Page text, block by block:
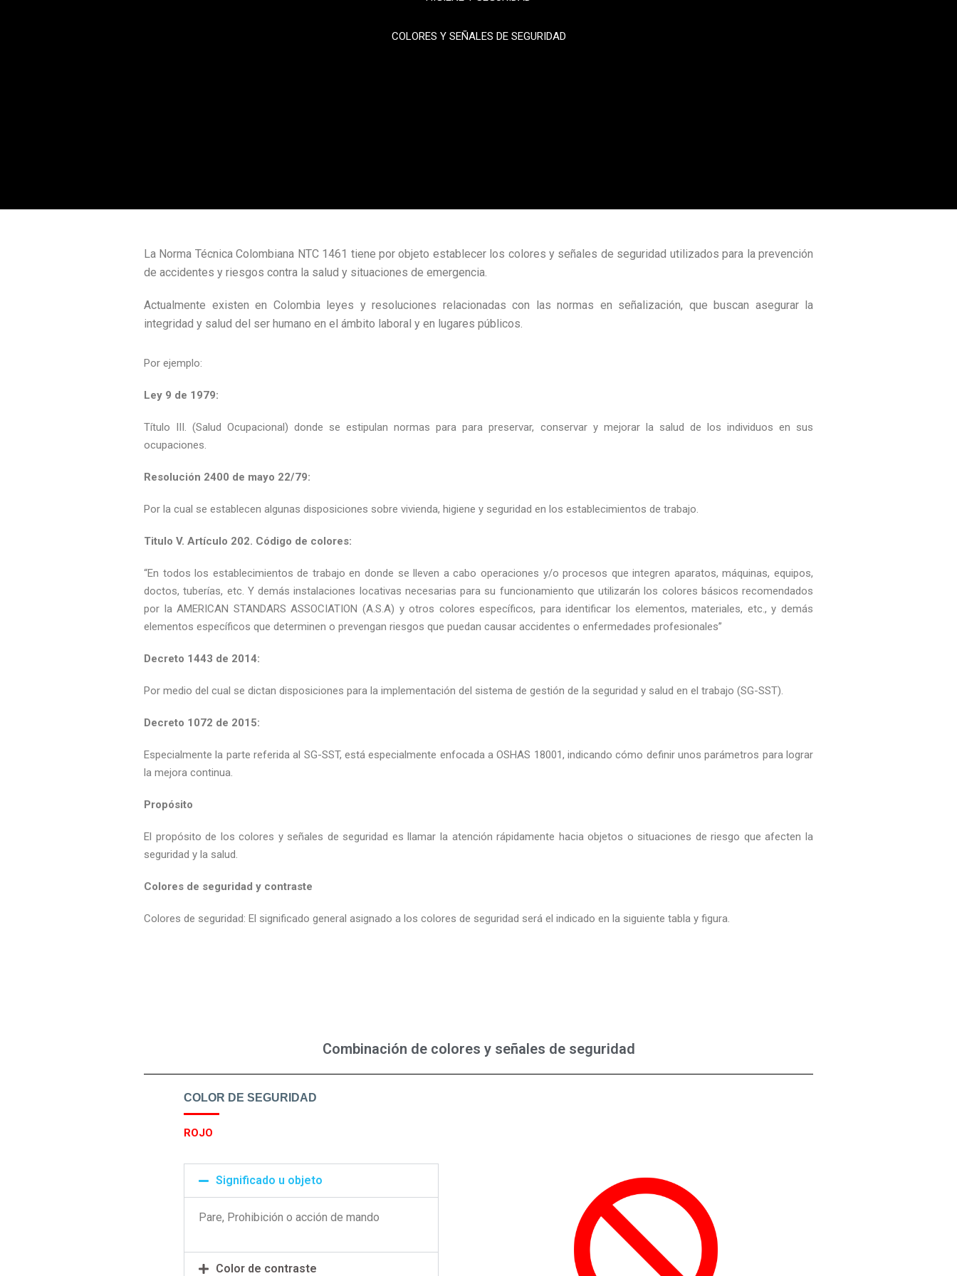
COLORES Y SEÑALES DE SEGURIDAD
La Norma Técnica Colombiana NTC 1461 tiene por objeto establecer los colores y señales de seguridad utilizados para la prevención
de accidentes y riesgos contra la salud y situaciones de emergencia.
Actualmente existen en Colombia leyes y resoluciones relacionadas con las normas en señalización, que buscan asegurar la
integridad y salud del ser humano en el ámbito laboral y en lugares públicos.
Por ejemplo:
Ley 9 de 1979:
Título III. (Salud Ocupacional) donde se estipulan normas para para preservar, conservar y mejorar la salud de los individuos en sus
ocupaciones.
Resolución 2400 de mayo 22/79:
Por la cual se establecen algunas disposiciones sobre vivienda, higiene y seguridad en los establecimientos de trabajo.
Titulo V. Artículo 202. Código de colores:
“En todos los establecimientos de trabajo en donde se lleven a cabo operaciones y/o procesos que integren aparatos, máquinas, equipos,
doctos, tuberías, etc. Y demás instalaciones locativas necesarias para su funcionamiento que utilizarán los colores básicos recomendados
por la AMERICAN STANDARS ASSOCIATION (A.S.A) y otros colores específicos, para identificar los elementos, materiales, etc., y demás
elementos específicos que determinen o prevengan riesgos que puedan causar accidentes o enfermedades profesionales”
Decreto 1443 de 2014:
Por medio del cual se dictan disposiciones para la implementación del sistema de gestión de la seguridad y salud en el trabajo (SG-SST).
Decreto 1072 de 2015:
Especialmente la parte referida al SG-SST, está especialmente enfocada a OSHAS 18001, indicando cómo definir unos parámetros para lograr
la mejora continua.
Propósito
El propósito de los colores y señales de seguridad es llamar la atención rápidamente hacia objetos o situaciones de riesgo que afecten la
seguridad y la salud.
Colores de seguridad y contraste
Colores de seguridad: El significado general asignado a los colores de seguridad será el indicado en la siguiente tabla y figura.
Combinación de colores y señales de seguridad
COLOR DE SEGURIDAD
ROJO
Significado u objeto
Pare, Prohibición o acción de mando
Color de contraste